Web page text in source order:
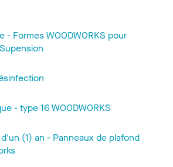
- Formes WOODWORKS pour
- type 16 WOODWORKS
(1) an - Panneaux de plafond